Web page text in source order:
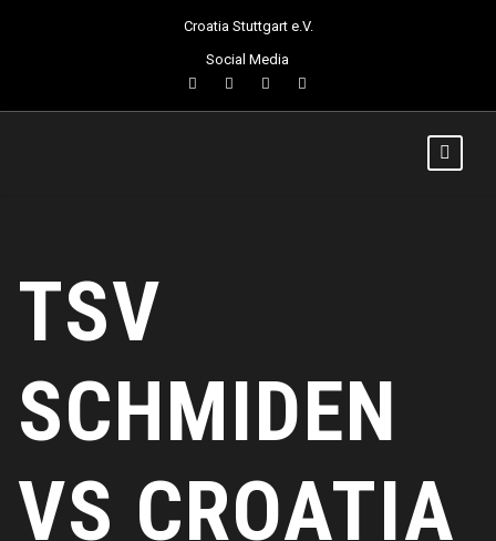
Croatia Stuttgart e.V.
Social Media
TSV
SCHMIDEN
VS CROATIA